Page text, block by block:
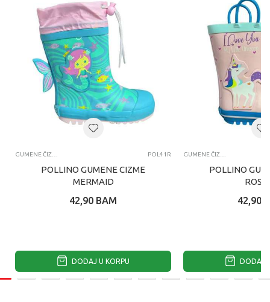
POL41R
POLLINO GUMENE CIZME
MERMAID
42,90 BAM
DODAJ U KORPU
POLLINO
42,90
DODAJ